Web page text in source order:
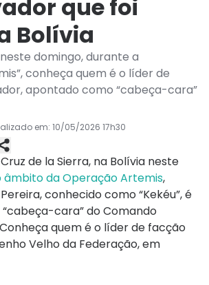
que foi
Bolívia
domingo, durante a
conheça quem é o líder de
apontado como “cabeça-cara”
em: 10/05/2026 17h30
de la Sierra, na Bolívia neste
âmbito da Operação Artemis,
conhecido como “Kekéu”, é
cara” do Comando
quem é o líder de facção
Velho da Federação, em